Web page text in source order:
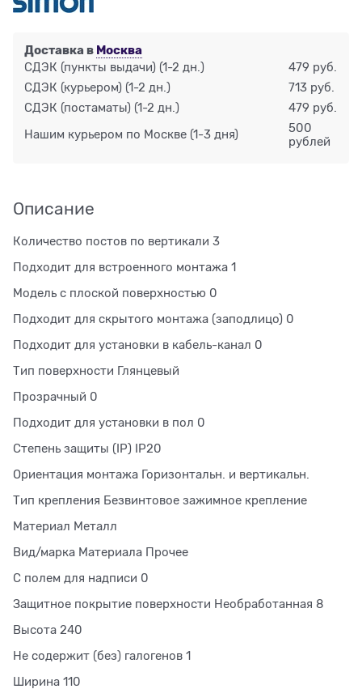
Доставка в Москва
СДЭК (пункты выдачи) (1-2 дн.)
479 руб.
СДЭК (курьером) (1-2 дн.)
713 руб.
СДЭК (постаматы) (1-2 дн.) 479 руб.
Нашим курьером по Москве (1-3 дня)
500
рублей
Описание
Количество постов по вертикали 3
Подходит для встроенного монтажа 1
Модель с плоской поверхностью 0
Подходит для скрытого монтажа (заподлицо) 0
Подходит для установки в кабель-канал 0
Тип поверхности Глянцевый
Прозрачный 0
Подходит для установки в пол 0
Степень защиты (IP) IP20
Ориентация монтажа Горизонтальн. и вертикальн.
Тип крепления Безвинтовое зажимное крепление
Материал Металл
Вид/марка Материала Прочее
С полем для надписи 0
Защитное покрытие поверхности Необработанная 8
Высота 240
Не содержит (без) галогенов 1
Ширина 110